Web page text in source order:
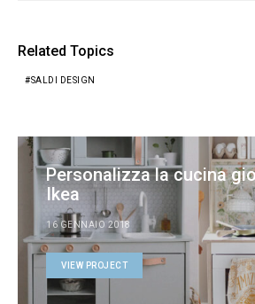
Related Topics
SALDI DESIGN
Personalizza la cucina
Ikea
16 GENNAIO 2018
VIEW PROJECT